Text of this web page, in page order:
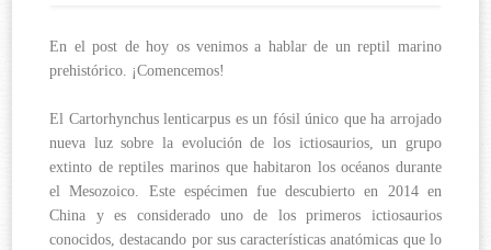
En el post de hoy os venimos a hablar de un reptil marino
prehistórico. ¡Comencemos!
El Cartorhynchus lenticarpus es un fósil único que ha arrojado
nueva luz sobre la evolución de los ictiosaurios, un grupo
extinto de reptiles marinos que habitaron los océanos durante
el Mesozoico. Este espécimen fue descubierto en 2014 en
China y es considerado uno de los primeros ictiosaurios
conocidos, destacando por sus características anatómicas que lo